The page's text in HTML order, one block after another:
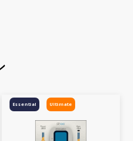
Ultimate
Essential